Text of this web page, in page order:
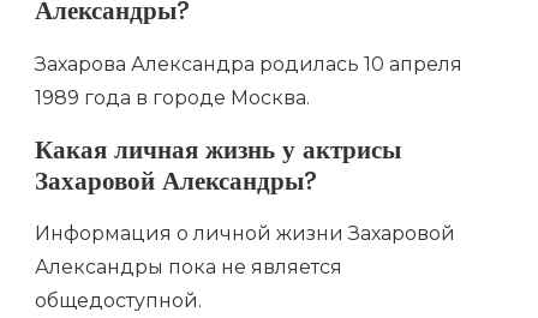
Александры?
Захарова Александра родилась 10 апреля
1989 года в городе Москва.
Какая личная жизнь у актрисы
Захаровой Александры?
Информация о личной жизни Захаровой
Александры пока не является
общедоступной.